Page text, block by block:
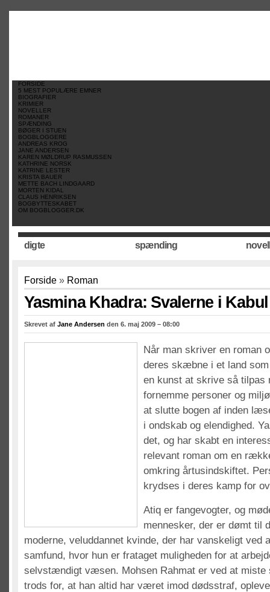
FORSIDE
5 MEST POPULÆRE EMNER
BIOGRAFIER
KRIMIER
NOVELLER
ROMANER
SPÆNDING
BØGER I STUEN
BOGBLOGGERE
ANDREAS KROG
JANE ANDERSEN
KAREN MØLDRUP RASMUSSEN
KATHRINE NORSK
KATRINE LESTER
KRISTA BAUER
METTE BACH LINDGAARD
MORTEN KIDAL
CLAUS HENRIKSEN
BOGBYTTESKABET
OM BOGBLOGGER.DK
digte spænding
Forside » Roman
Yasmina Khadra: Svalerne i Kabul
Skrevet af Jane Andersen den 6. maj 2009 – 08:00
Når man skriver en roman
deres skæbne i et land
en kunst at skrive så
fornemme personer og
at slutte bogen af inden
i ondskab og elendighed.
det, og har skabt en
relevant roman om en
omkring årtusindskiftet.
krydses i deres kamp for
Atiq er fangevogter, og
mennesker, der er dømt til
moderne, veluddannet kvinde, der har vanskeligt ved
samfund, hvor hun er frataget muligheden for at
selvstændigt væsen. Mohsen Rahmat er ved at miste
trods for, at han altid har været imod dødsstraf,